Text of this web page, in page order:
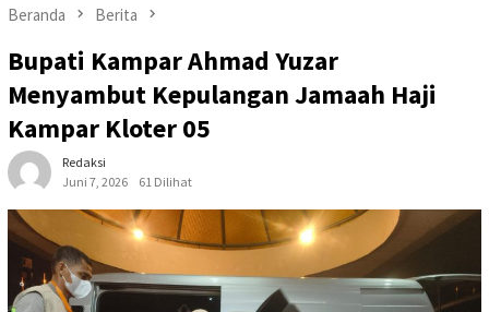
Beranda Berita
Bupati Kampar Ahmad Yuzar
Menyambut Kepulangan Jamaah Haji
Kampar Kloter 05
Redaksi
Juni 7, 2026
61 Dilihat